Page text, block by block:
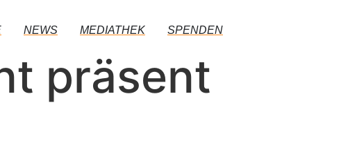
NEWS MEDIATHEK SPENDEN
präsent